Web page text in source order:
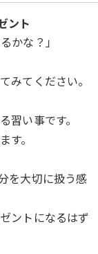
ント
かな？」
みてください。
習い事です。
す。
を大切に扱う感
ントになるはず